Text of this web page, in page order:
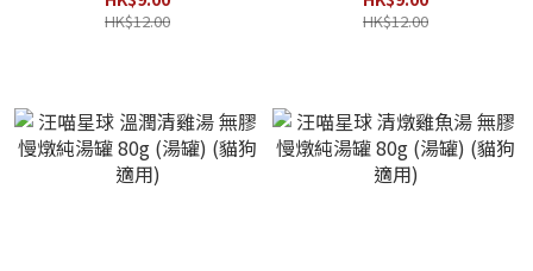
HK$12.00 HK$12.00